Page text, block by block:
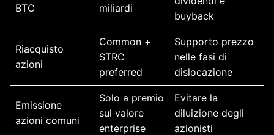
BTC
miliardi
buyback
Riacquisto
azioni
Common +
STRC
preferred
Supporto prezzo
nelle fasi di
dislocazione
Emissione
azioni comuni
Solo a premio
sul valore
enterprise
Evitare la
diluizione degli
azionisti